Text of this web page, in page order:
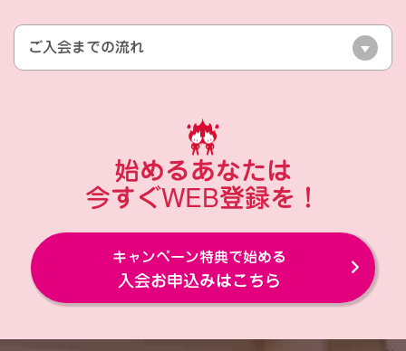
ご入会までの流れ
始めるあなたは
今すぐWEB登録を！
キャンペーン特典で始める
入会お申込みはこちら